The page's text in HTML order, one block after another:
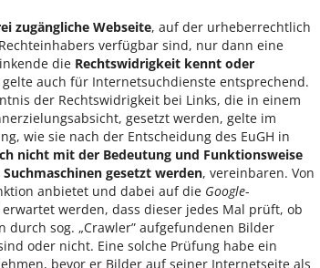
zugängliche Webseite, auf der urheberrechtlich
verfügbar sind, nur dann eine
die Rechtswidrigkeit kennt oder
gelte auch für Internetsuchdienste entsprechend.
der Rechtswidrigkeit bei Links, die in einem
gesetzt werden, gelte im
wie sie nach der Entscheidung des EuGH in
nicht mit der Bedeutung und Funktionsweise
gesetzt werden, vereinbaren. Von
anbietet und dabei auf die Google-
werden, dass dieser jedes Mal prüft, ob
sog. „Crawler” aufgefundenen Bilder
oder nicht. Eine solche Prüfung habe ein
bevor er Bilder auf seiner Internetseite als